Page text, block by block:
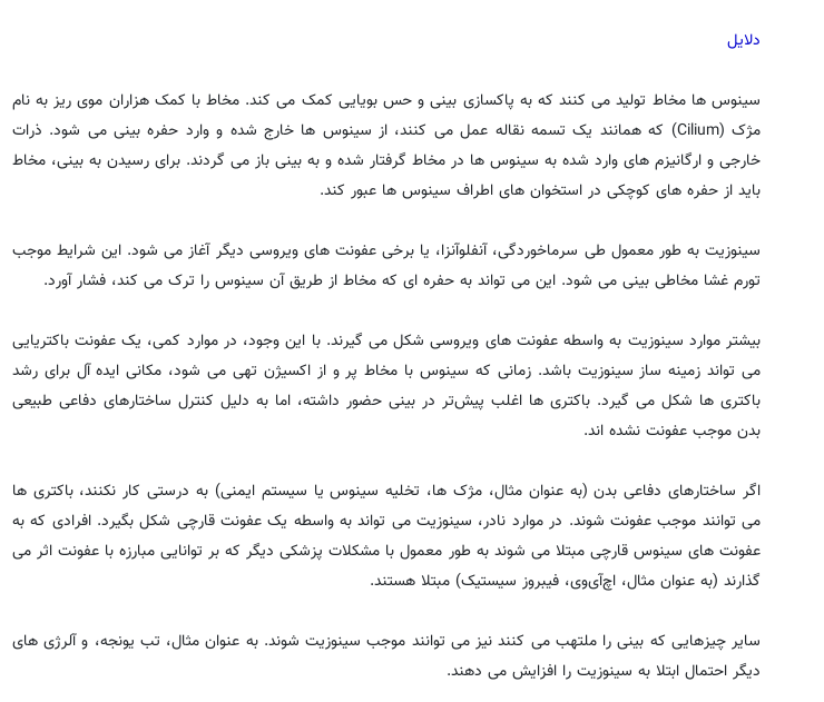
دلایل
سینوس ها مخاط تولید می کنند که به پاکسازی بینی و حس بویایی کمک می کند. مخاط با کمک هزاران موی ریز به نام
مژک (Cilium) که همانند یک تسمه نقاله عمل می کنند، از سینوس ها خارج شده و وارد حفره بینی می شود. ذرات
خارجی و ارگانیزم های وارد شده به سینوس ها در مخاط گرفتار شده و به بینی باز می گردند. برای رسیدن به بینی، مخاط
باید از حفره های کوچکی در استخوان های اطراف سینوس ها عبور کند.
سینوزیت به طور معمول طی سرماخوردگی، آنفلوآنزا، یا برخی عفونت های ویروسی دیگر آغاز می شود. این شرایط موجب
تورم غشا مخاطی بینی می شود. این می تواند به حفره ای که مخاط از طریق آن سینوس را ترک می کند، فشار آورد.
بیشتر موارد سینوزیت به واسطه عفونت های ویروسی شکل می گیرند. با این وجود، در موارد کمی، یک عفونت باکتریایی
می تواند زمینه ساز سینوزیت باشد. زمانی که سینوس با مخاط پر و از اکسیژن تهی می شود، مکانی ایده آل برای رشد
باکتری ها شکل می گیرد. باکتری ها اغلب پیش‌تر در بینی حضور داشته، اما به دلیل کنترل ساختارهای دفاعی طبیعی
بدن موجب عفونت نشده اند.
اگر ساختارهای دفاعی بدن (به عنوان مثال، مژک ها، تخلیه سینوس یا سیستم ایمنی) به درستی کار نکنند، باکتری ها
می توانند موجب عفونت شوند. در موارد نادر، سینوزیت می تواند به واسطه یک عفونت قارچی شکل بگیرد. افرادی که به
عفونت های سینوس قارچی مبتلا می شوند به طور معمول با مشکلات پزشکی دیگر که بر توانایی مبارزه با عفونت اثر می
گذارند (به عنوان مثال، اچ‌آی‌وی، فیبروز سیستیک) مبتلا هستند.
سایر چیزهایی که بینی را ملتهب می کنند نیز می توانند موجب سینوزیت شوند. به عنوان مثال، تب یونجه، و آلرژی های
دیگر احتمال ابتلا به سینوزیت را افزایش می دهند.